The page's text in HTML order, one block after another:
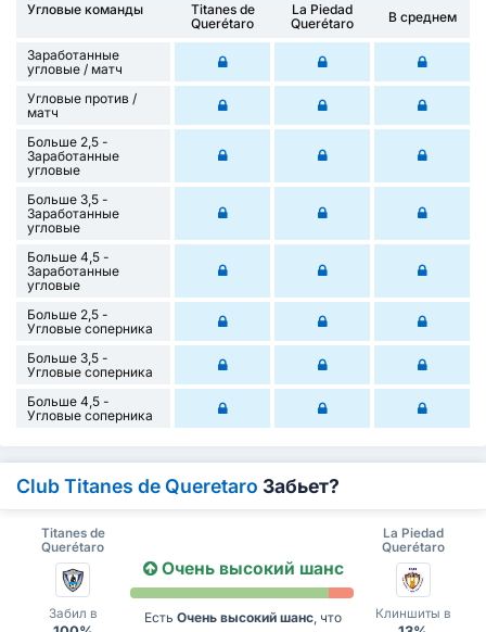
Угловые команды
Titanes de
Querétaro
La Piedad
Querétaro
В среднем
Заработанные
угловые / матч
Угловые против /
матч
Больше 2,5 -
Заработанные
угловые
Больше 3,5 -
Заработанные
угловые
Больше 4,5 -
Заработанные
угловые
Больше 2,5 -
Угловые соперника
Больше 3,5 -
Угловые соперника
Больше 4,5 -
Угловые соперника
Club Titanes de Queretaro Забьет?
Titanes de
Querétaro
La Piedad
Querétaro
Забил в
Очень высокий шанс
Есть Очень высокий шанс, что
Клиншиты в